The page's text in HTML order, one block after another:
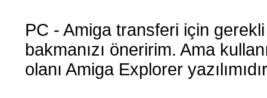
PC - Amiga transferi için
bakmanızı öneririm. Ama
olanı Amiga Explorer